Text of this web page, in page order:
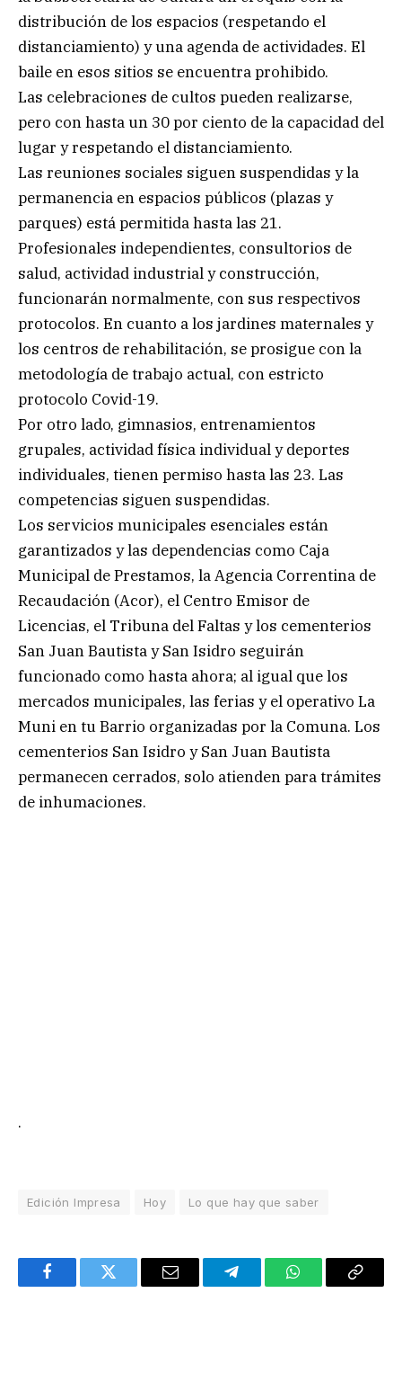
distribución de los espacios (respetando el
distanciamiento) y una agenda de actividades. El
baile en esos sitios se encuentra prohibido.
Las celebraciones de cultos pueden realizarse,
pero con hasta un 30 por ciento de la capacidad del
lugar y respetando el distanciamiento.
Las reuniones sociales siguen suspendidas y la
permanencia en espacios públicos (plazas y
parques) está permitida hasta las 21.
Profesionales independientes, consultorios de
salud, actividad industrial y construcción,
funcionarán normalmente, con sus respectivos
protocolos. En cuanto a los jardines maternales y
los centros de rehabilitación, se prosigue con la
metodología de trabajo actual, con estricto
protocolo Covid-19.
Por otro lado, gimnasios, entrenamientos
grupales, actividad física individual y deportes
individuales, tienen permiso hasta las 23. Las
competencias siguen suspendidas.
Los servicios municipales esenciales están
garantizados y las dependencias como Caja
Municipal de Prestamos, la Agencia Correntina de
Recaudación (Acor), el Centro Emisor de
Licencias, el Tribuna del Faltas y los cementerios
San Juan Bautista y San Isidro seguirán
funcionado como hasta ahora; al igual que los
mercados municipales, las ferias y el operativo La
Muni en tu Barrio organizadas por la Comuna. Los
cementerios San Isidro y San Juan Bautista
permanecen cerrados, solo atienden para trámites
de inhumaciones.
.
Edición Impresa Hoy Lo que hay que saber
FacebookTwitter Email TelegramWhatsAppCopy